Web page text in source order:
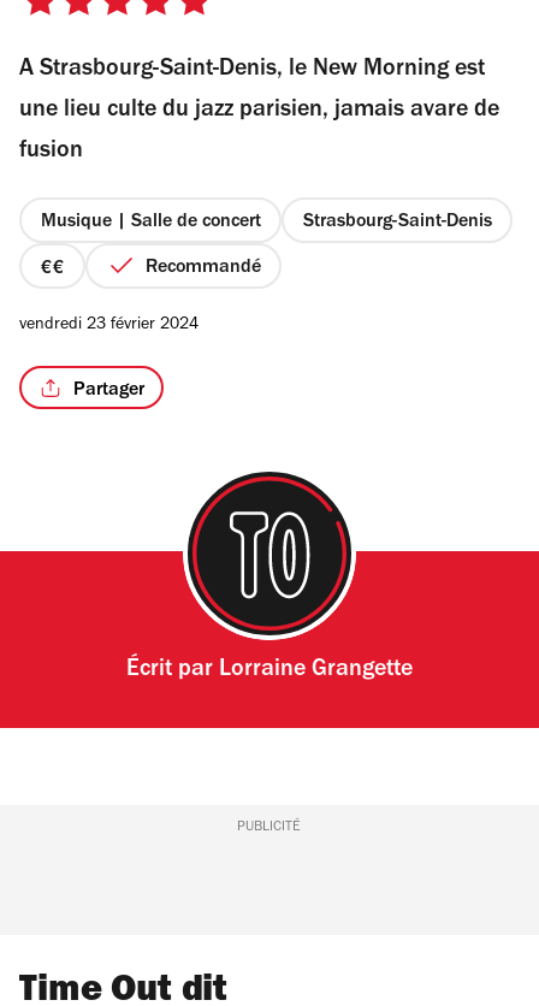
5
5
étoiles
A Strasbourg-Saint-Denis, le New Morning est
une lieu culte du jazz parisien, jamais avare de
fusion
Musique | Salle de concert Strasbourg-Saint-Denis
prix
4
Recommandé
vendredi 23 février 2024
Partager
Écrit par Lorraine Grangette
PUBLICITÉ
Time Out dit